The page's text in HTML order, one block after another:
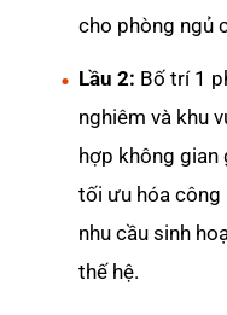
cho phòng ngủ
Lầu 2: Bố trí 1
nghiêm và khu
hợp không gian
tối ưu hóa công
nhu cầu sinh
thế hệ.